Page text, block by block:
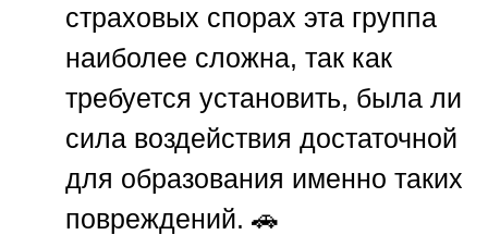
страховых спорах эта группа
наиболее сложна, так как
требуется установить, была ли
сила воздействия достаточной
для образования именно таких
повреждений. 🚗